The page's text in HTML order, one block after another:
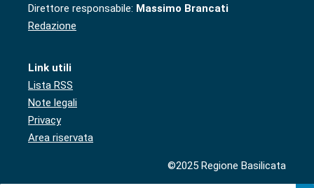
Direttore responsabile: Massimo Brancati
Redazione
Link utili
Lista RSS
Note legali
Privacy
Area riservata
©2025 Regione Basilicata